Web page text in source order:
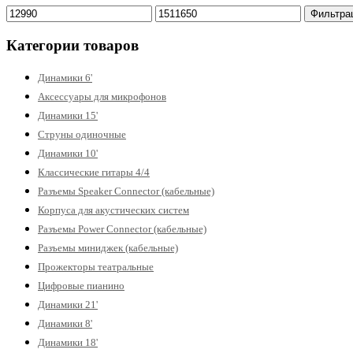
Минимальная
цена
Максимальная
цена
Категории товаров
Динамики 6'
Аксессуары для микрофонов
Динамики 15'
Струны одиночные
Динамики 10'
Классические гитары 4/4
Разъемы Speaker Connector (кабельные)
Корпуса для акустических систем
Разъемы Power Connector (кабельные)
Разъемы миниджек (кабельные)
Прожекторы театральные
Цифровые пианино
Динамики 21'
Динамики 8'
Динамики 18'